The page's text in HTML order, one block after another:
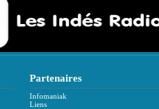
Partenaires
Infomaniak
Liens